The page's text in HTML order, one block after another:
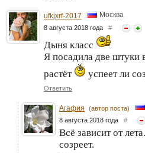
ufkjxrf-2017 Москва
8 августа 2018 года #
Дыня класс
Я посадила две штуки
растёт
успеет ли
Ответить
Агафия (автор поста)
8 августа 2018 года #
Всё зависит от
созреет.